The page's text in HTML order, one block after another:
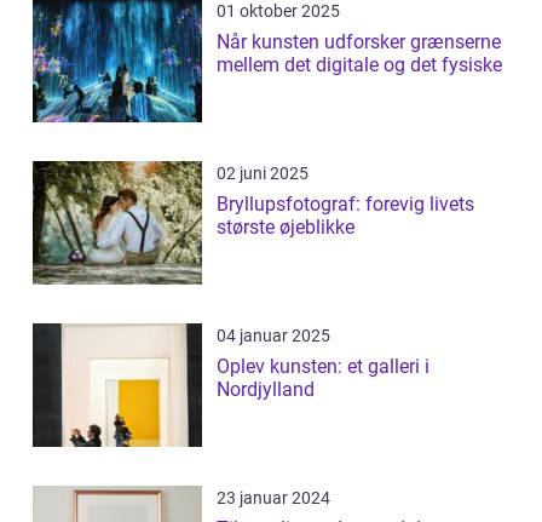
01 oktober 2025
Når kunsten udforsker grænserne
mellem det digitale og det fysiske
02 juni 2025
Bryllupsfotograf: forevig livets
største øjeblikke
04 januar 2025
Oplev kunsten: et galleri i
Nordjylland
23 januar 2024